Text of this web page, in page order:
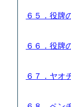
６５．役牌
６６．役牌
６７．ヤオ